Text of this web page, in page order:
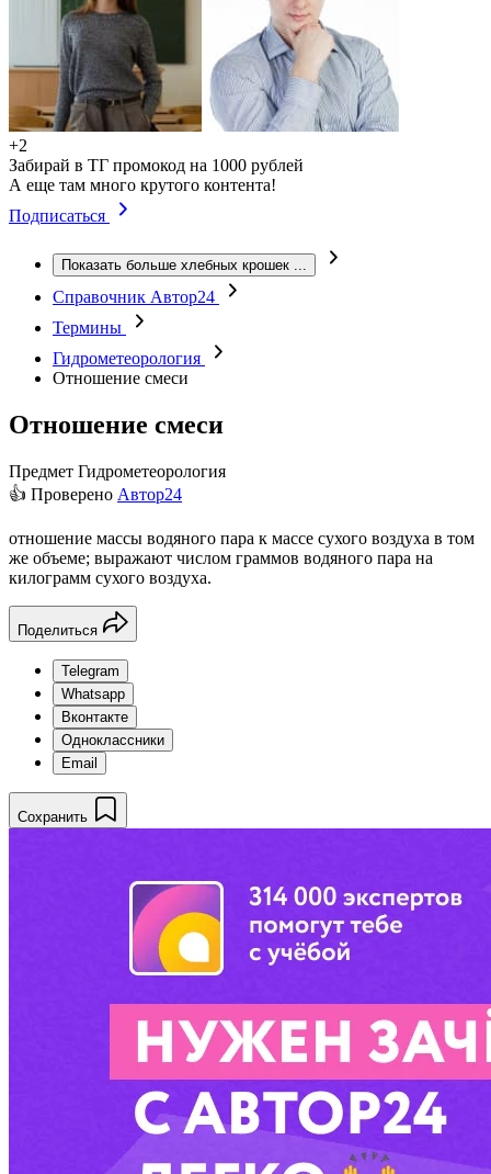
+2
Забирай в ТГ промокод на 1000 рублей
А еще там много крутого контента!
Подписаться
Показать больше хлебных крошек ...
Справочник Автор24
Термины
Гидрометеорология
Отношение смеси
Отношение смеси
Предмет Гидрометеорология
👍 Проверено Автор24
отношение массы водяного пара к массе сухого воздуха в том
же объеме; выражают числом граммов водяного пара на
килограмм сухого воздуха.
Поделиться
Telegram
Whatsapp
Вконтакте
Одноклассники
Email
Сохранить